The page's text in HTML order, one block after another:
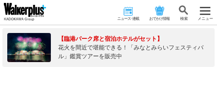
ニュース･連載 おでかけ情報 検 索 メニュー
【臨港パーク席と宿泊ホテルがセット】
花火を間近で堪能できる！「みなとみらいフェスティバ
ル」鑑賞ツアーを販売中